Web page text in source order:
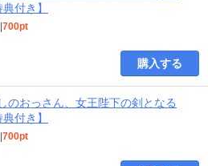
付き】
|700pt
購入する
のおっさん、女王陛下の剣となる
付き】
|700pt